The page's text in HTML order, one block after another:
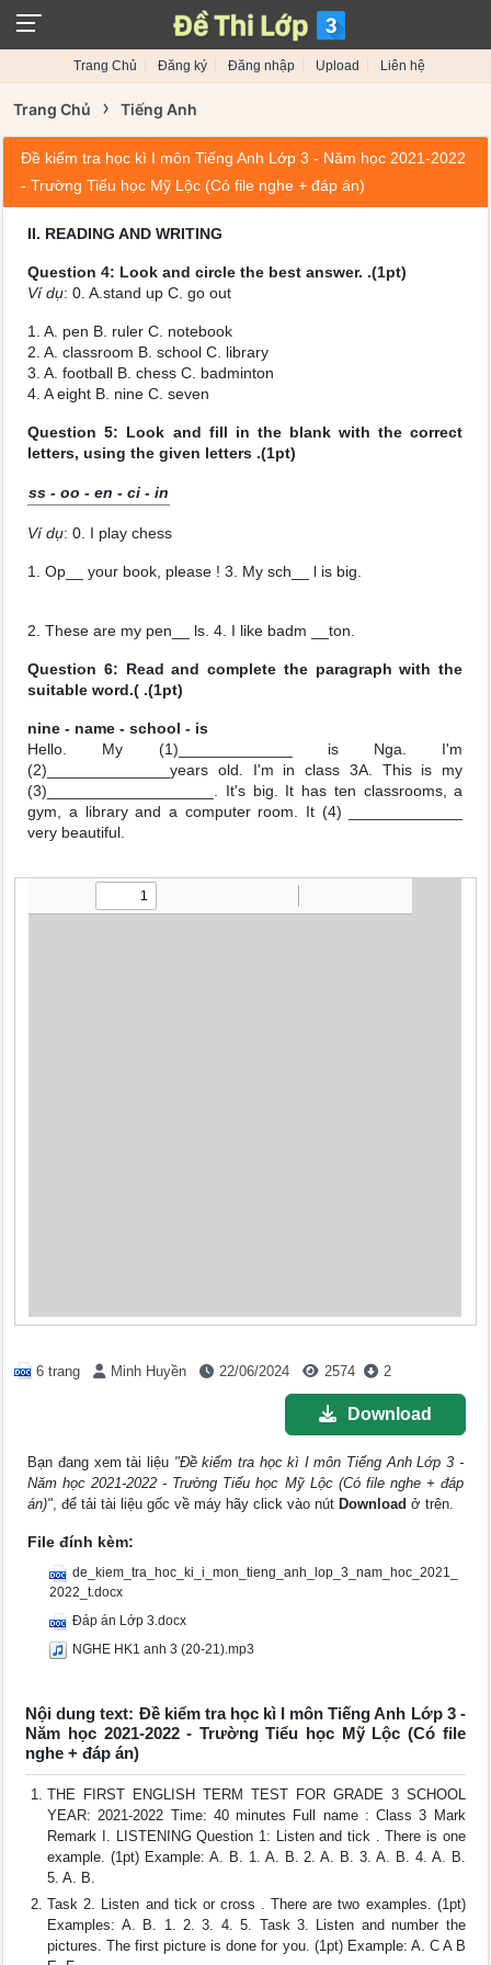
Trang Chủ Đăng ký Đăng nhập Upload Liên hệ
Trang Chủ › Tiếng Anh
Đề kiểm tra học kì I môn Tiếng Anh Lớp 3 - Năm học 2021-2022
- Trường Tiểu học Mỹ Lộc (Có file nghe + đáp án)
II. READING AND WRITING
Question 4: Look and circle the best answer. .(1pt)
Ví dụ: 0. A.stand up C. go out
1. A. pen B. ruler C. notebook
2. A. classroom B. school C. library
3. A. football B. chess C. badminton
4. A eight B. nine C. seven
Question 5: Look and fill in the blank with the correct
letters, using the given letters .(1pt)
ss - oo - en - ci - in
Ví dụ: 0. I play chess
1. Op­­­__ y­­our book, please ! 3. My sch__ l is big.
2. These are my pen__ ls. 4. I like badm __ton.
Question 6: Read and complete the paragraph with the
suitable word.( .(1pt)
nine - name - school - is
Hello. My (1)_____________
is Nga. I'm
(2)______________years old. I'm in class 3A. This is my
(3)__________________­­­­­_. It's big. It has ten classrooms, a
gym, a library and a computer room. It (4) _____________
very beautiful.
6 trang Minh Huyền 22/06/2024 2574 2
Download
Bạn đang xem tài liệu "Đề kiểm tra học kì I môn Tiếng Anh Lớp 3 -
Năm học 2021-2022 - Trường Tiểu học Mỹ Lộc (Có file nghe + đáp
án)", để tải tài liệu gốc về máy hãy click vào nút Download ở trên.
File đính kèm:
de_kiem_tra_hoc_ki_i_mon_tieng_anh_lop_3_nam_hoc_2021_
2022_t.docx
Đáp án Lớp 3.docx
NGHE HK1 anh 3 (20-21).mp3
Nội dung text: Đề kiểm tra học kì I môn Tiếng Anh Lớp 3 -
Năm học 2021-2022 - Trường Tiểu học Mỹ Lộc (Có file
nghe + đáp án)
THE FIRST ENGLISH TERM TEST FOR GRADE 3 SCHOOL
YEAR: 2021-2022 Time: 40 minutes Full name : Class 3 Mark
Remark I. LISTENING Question 1: Listen and tick . There is one
example. (1pt) Example: A. B. 1. A. B. 2. A. B. 3. A. B. 4. A. B.
5. A. B.
Task 2. Listen and tick or cross . There are two examples. (1pt)
Examples: A. B. 1. 2. 3. 4. 5. Task 3. Listen and number the
pictures. The first picture is done for you. (1pt) Example: A. C A B